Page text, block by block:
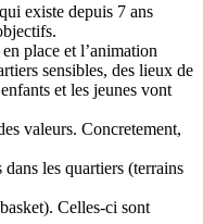
existe depuis 7 ans
place et l’animation
sensibles, des lieux de
et les jeunes vont
valeurs. Concretement,
les quartiers (terrains
Celles-ci sont